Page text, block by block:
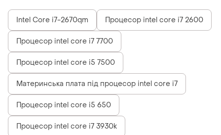
Intel Core i7-2670qm Процесор intel core i7 2600
Процесор intel core i7 7700
Процесор intel core i5 7500
Материнська плата під процесор intel core i7
Процесор intel core i5 650
Процесор intel core i7 3930k